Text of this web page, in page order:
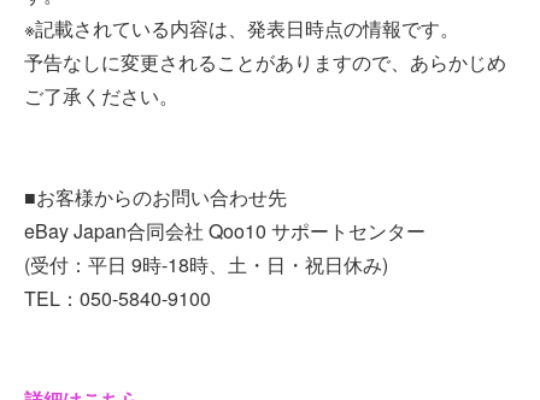
※記載されている内容は、発表日時点の情報です。
予告なしに変更されることがありますので、あらかじめ
ご了承ください。
■お客様からのお問い合わせ先
eBay Japan合同会社 Qoo10 サポートセンター
(受付：平日 9時-18時、土・日・祝日休み)
TEL：050-5840-9100